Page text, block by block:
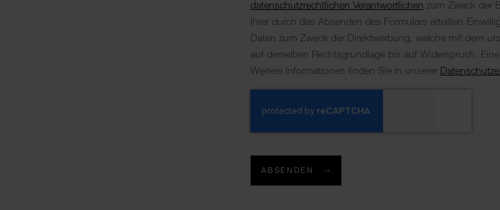
datenschutzrechtlichen Verantwortlichen zum Zweck der
Ihrer durch das Absenden des Formulars erteilten
Daten zum Zweck der Direktwerbung, welche mit dem
auf derselben Rechtsgrundlage bis auf Widerspruch.
Weitere Informationen finden Sie in unserer
ABSENDEN